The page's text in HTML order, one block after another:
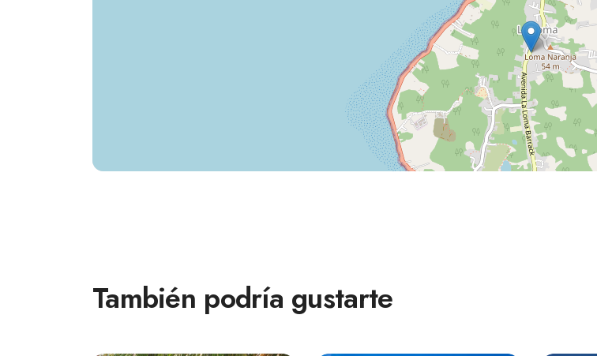
También podría gustarte